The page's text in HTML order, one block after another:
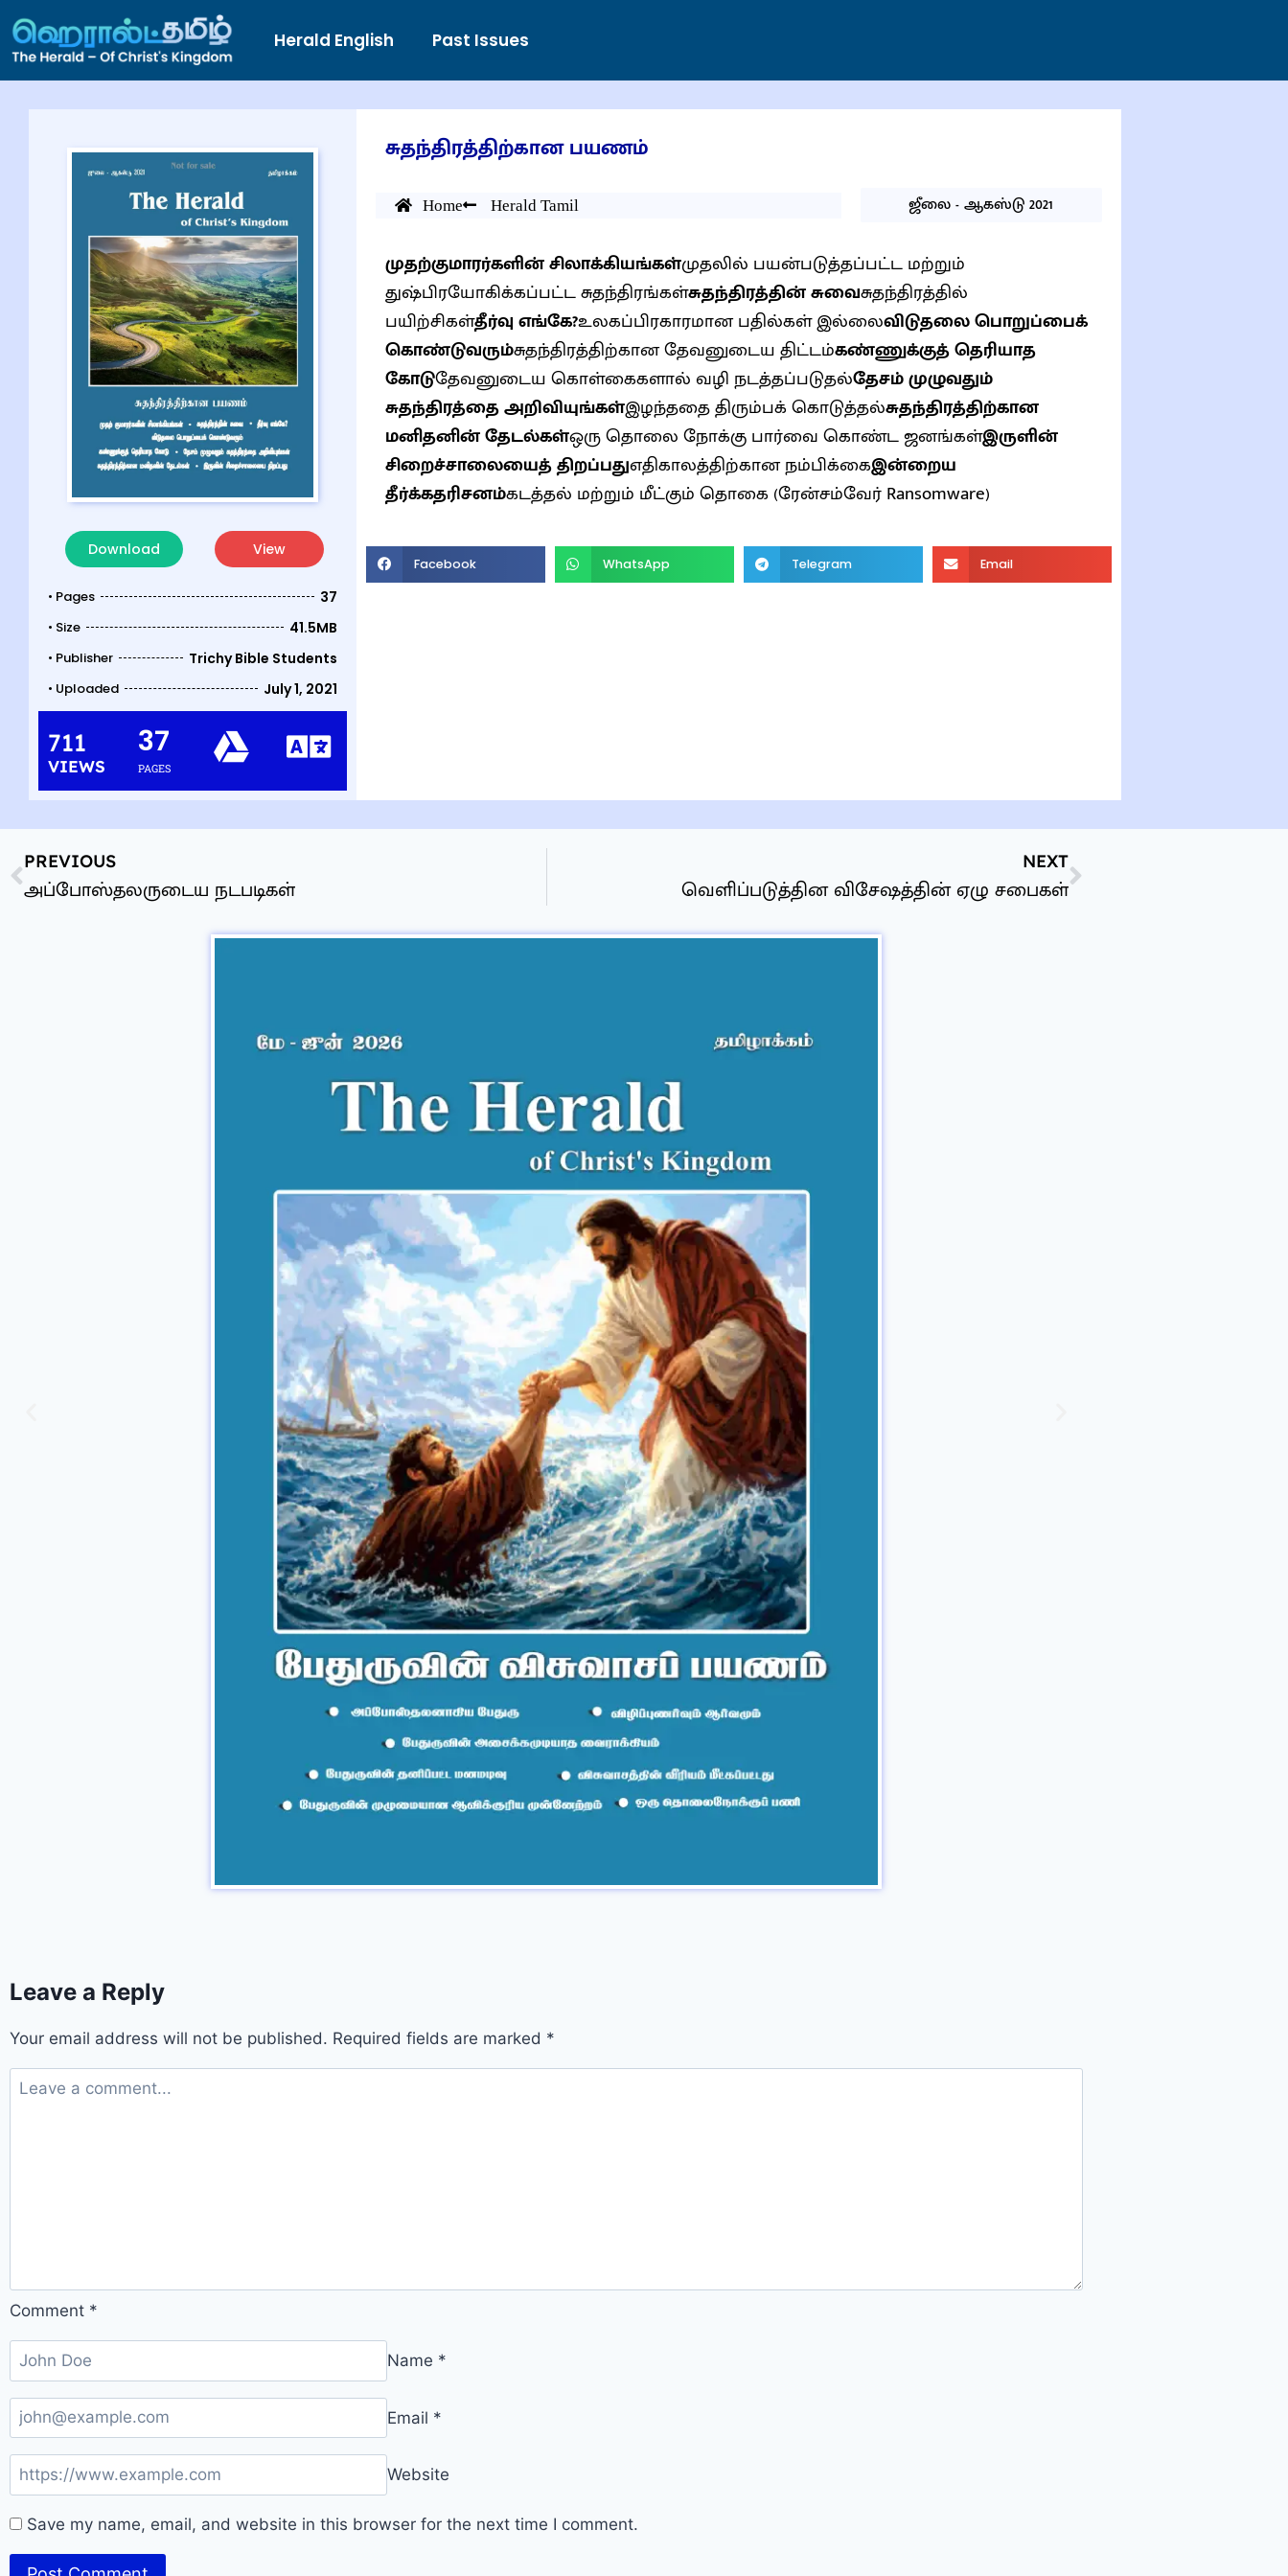
Herald English Past Issues
Download View
• Pages 37
• Size 41.5MB
• Publisher Trichy Bible Students
• Uploaded July 1, 2021
711
VIEWS PAGES
37
சுதந்திரத்திற்கான பயணம்
Home Herald Tamil ஜீலை - ஆகஸ்டு 2021
முதற்குமாரர்களின் சிலாக்கியங்கள்முதலில் பயன்படுத்தப்பட்ட மற்றும்
துஷ்பிரயோகிக்கப்பட்ட சுதந்திரங்கள்சுதந்திரத்தின் சுவைசுதந்திரத்தில்
பயிற்சிகள்தீர்வு எங்கே?உலகப்பிரகாரமான பதில்கள் இல்லைவிடுதலை பொறுப்பைக்
கொண்டுவரும்சுதந்திரத்திற்கான தேவனுடைய திட்டம்கண்ணுக்குத் தெரியாத
கோடுதேவனுடைய கொள்கைகளால் வழி நடத்தப்படுதல்தேசம் முழுவதும்
சுதந்திரத்தை அறிவியுங்கள்இழந்ததை திரும்பக் கொடுத்தல்சுதந்திரத்திற்கான
மனிதனின் தேடல்கள்ஒரு தொலை நோக்கு பார்வை கொண்ட ஜனங்கள்இருளின்
சிறைச்சாலையைத் திறப்பதுஎதிகாலத்திற்கான நம்பிக்கைஇன்றைய
தீர்க்கதரிசனம்கடத்தல் மற்றும் மீட்கும் தொகை (ரேன்சம்வேர் Ransomware)
Facebook WhatsApp Telegram Email
PREVIOUS
அப்போஸ்தலருடைய நடபடிகள்
NEXT
வெளிப்படுத்தின விசேஷத்தின் ஏழு சபைகள்
Leave a Reply
Your email address will not be published. Required fields are marked *
Comment *
Name *
Email *
Website
Save my name, email, and website in this browser for the next time I comment.